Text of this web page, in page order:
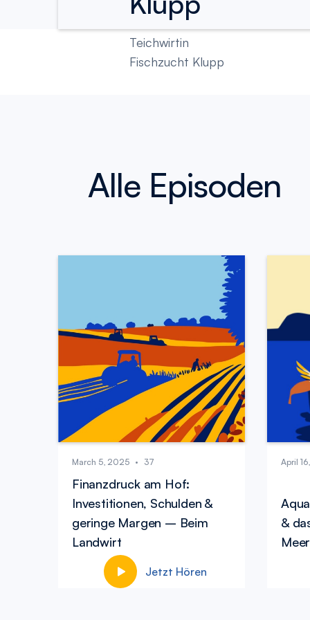
Teichwirtin
Fischzucht Klupp
Alle Episoden
March 5, 2025 • 37
Finanzdruck am Hof:
Investitionen, Schulden &
geringe Margen – Beim
Landwirt
Jetzt Hören
April
&